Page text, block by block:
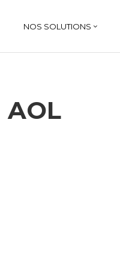
NOS SOLUTIONS
AOL